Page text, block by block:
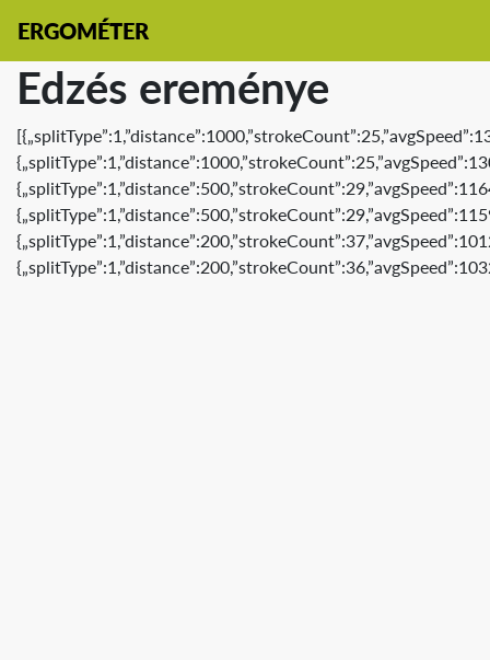
ERGOMÉTER
Edzés ereménye